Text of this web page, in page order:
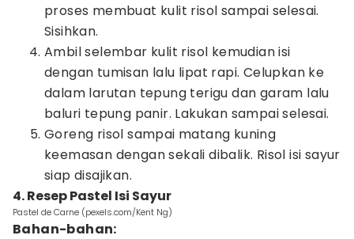
proses membuat kulit risol sampai selesai.
Sisihkan.
Ambil selembar kulit risol kemudian isi
dengan tumisan lalu lipat rapi. Celupkan ke
dalam larutan tepung terigu dan garam lalu
baluri tepung panir. Lakukan sampai selesai.
Goreng risol sampai matang kuning
keemasan dengan sekali dibalik. Risol isi sayur
siap disajikan.
4. Resep Pastel Isi Sayur
Pastel de Carne (pexels.com/Kent Ng)
Bahan-bahan: